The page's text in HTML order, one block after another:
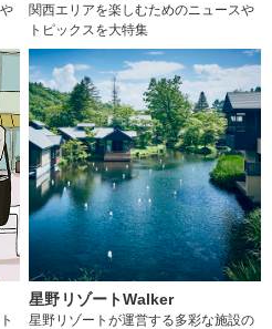
関西エリアを楽しむためのニュースや
トピックスを大特集
星野リゾートWalker
星野リゾートが運営する多彩な施設の